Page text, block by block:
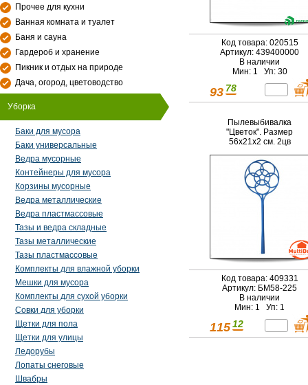
Прочее для кухни
Ванная комната и туалет
Баня и сауна
Гардероб и хранение
Пикник и отдых на природе
Дача, огород, цветоводство
Уборка
Баки для мусора
Баки универсальные
Ведра мусорные
Контейнеры для мусора
Корзины мусорные
Ведра металлические
Ведра пластмассовые
Тазы и ведра складные
Тазы металлические
Тазы пластмассовые
Комплекты для влажной уборки
Мешки для мусора
Комплекты для сухой уборки
Совки для уборки
Щетки для пола
Щетки для улицы
Ледорубы
Лопаты снеговые
Швабры
Код товара: 020515
Артикул: 439400000
В наличии
Мин: 1 Уп: 30
93 78
Пылевыбивалка
"Цветок". Размер
56х21х2 см. 2цв
Код товара: 409331
Артикул: БМ58-225
В наличии
Мин: 1 Уп: 1
115 12